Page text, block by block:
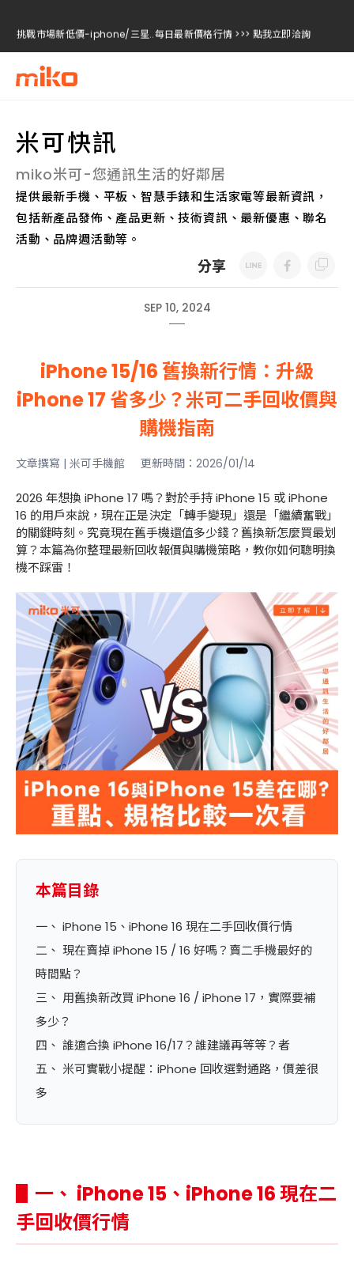
挑戰市場新低價-iphone/三星..每日最新價格行情 >>> 點我立即洽詢
挑戰市場新低價-iphone/三星..每日最新價格行情 >>> 點我立即洽詢
挑戰市場新低價-iphone/三星..每日最新價格行情 >>> 點我立即洽詢
米可快訊
miko米可-您通訊生活的好鄰居
提供最新手機、平板、智慧手錶和生活家電等最新資訊，
包括新產品發佈、產品更新、技術資訊、最新優惠、聯名
活動、品牌週活動等。
分享
SEP 10, 2024
iPhone 15/16 舊換新行情：升級
iPhone 17 省多少？米可二手回收價與
購機指南
文章撰寫 | 米可手機館 更新時間：2026/01/14
2026 年想換 iPhone 17 嗎？對於手持 iPhone 15 或 iPhone
16 的用戶來說，現在正是決定「轉手變現」還是「繼續奮戰」
的關鍵時刻。究竟現在舊手機還值多少錢？舊換新怎麼買最划
算？本篇為你整理最新回收報價與購機策略，教你如何聰明換
機不踩雷！
本篇目錄
一、 iPhone 15、iPhone 16 現在二手回收價行情
二、 現在賣掉 iPhone 15 / 16 好嗎？賣二手機最好的
時間點？
三、 用舊換新改買 iPhone 16 / iPhone 17，實際要補
多少？
四、 誰適合換 iPhone 16/17？誰建議再等等？者
五、 米可實戰小提醒：iPhone 回收選對通路，價差很
多
▋一、 iPhone 15、iPhone 16 現在二
手回收價行情